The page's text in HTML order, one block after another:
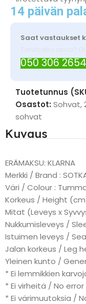
14 päivän
Saat vastaukset
Tarvitsetko apua?
050 306 2654
Tuotetunnus
Osastot: Sohvat,
sohvat
Kuvaus
ERÄMAKSU: KLARNA
Merkki / Brand :
Väri / Colour :
Korkeus / Height
Mitat (Leveys x
Nukkumisleveys /
Istuimen leveys /
Jalan korkeus / Leg
Yleinen kunto /
* Ei lemmikkien
* Ei virheitä / No error
* Ei värimuutoksia /